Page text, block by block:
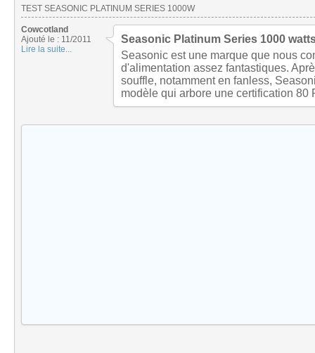
TEST SEASONIC PLATINUM SERIES 1000W
Cowcotland
Ajouté le : 11/2011
Lire la suite...
Seasonic Platinum Series 1000
Seasonic est une marque que nous
d'alimentation assez fantastiques.
souffle, notamment en fanless,
modèle qui arbore une certification 80